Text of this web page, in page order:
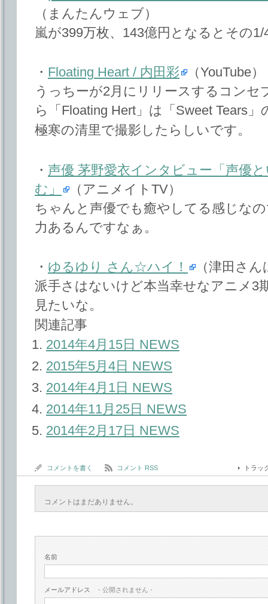
（まんたんウェブ）
嵐が399万枚、143億円となるとその
・ Floating Heart / 内田彩
（YouTube）
うっちーが2月にリリースするコンセ
ら「Floating Hert」は「Sweet Tears」
極寒の清里で撮影したらしいです。
・ 声優 茅野愛衣インタビュー「声優
む」
（アニメイトTV）
ちゃんと声優でも癒やしてる感じな
力あるんですなぁ。
・ ゆるゆり さん☆ハイ！
（津田さ
派手さはないけど本当幸せなアニメ3
見たいな。
関連記事
2014年4月15日 NEWS
2015年5月4日 NEWS
2014年4月1日 NEWS
2014年11月25日 NEWS
2014年2月17日 NEWS
コメントを書く コメント RSS トラ
コメントはまだありません。
名前
メールアドレス - 公開されません -